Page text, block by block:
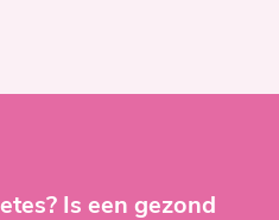
Is een gezond